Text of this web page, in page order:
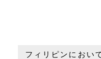
フィリピンにおい